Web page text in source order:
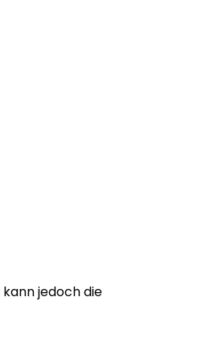
jedoch die